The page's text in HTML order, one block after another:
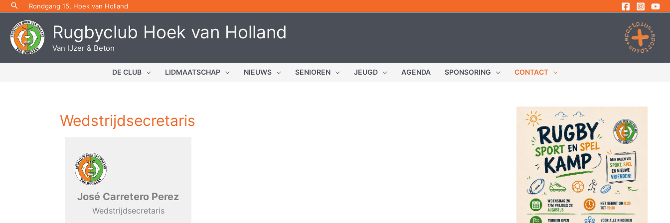
inhoud
Rondgang 15, Hoek van Holland
Rugbyclub Hoek van Holland
Van IJzer & Beton
DE CLUB LIDMAATSCHAP NIEUWS SENIOREN JEUGD AGENDA SPONSORING CONTACT
Wedstrijdsecretaris
José Carretero Perez
Wedstrijdsecretaris